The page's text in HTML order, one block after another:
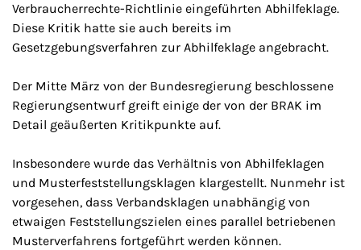
Verbraucherrechte-Richtlinie eingeführten Abhilfeklage.
Diese Kritik hatte sie auch bereits im
Gesetzgebungsverfahren zur Abhilfeklage angebracht.
Der Mitte März von der Bundesregierung beschlossene
Regierungsentwurf greift einige der von der BRAK im
Detail geäußerten Kritikpunkte auf.
Insbesondere wurde das Verhältnis von Abhilfeklagen
und Musterfeststellungsklagen klargestellt. Nunmehr ist
vorgesehen, dass Verbandsklagen unabhängig von
etwaigen Feststellungszielen eines parallel betriebenen
Musterverfahrens fortgeführt werden können.